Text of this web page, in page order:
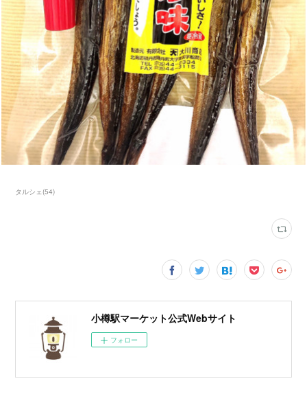
タルシェ(54)
小樽駅マーケット公式Webサイト
フォロー